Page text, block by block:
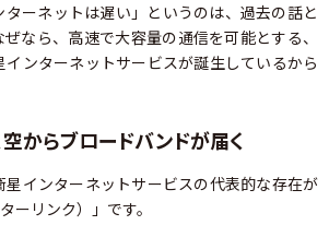
ーネットは遅い」というのは、過去の話と
なら、高速で大容量の通信を可能とする、
ンターネットサービスが誕生しているから
空からブロードバンドが届く
インターネットサービスの代表的な存在が
ーリンク）」です。